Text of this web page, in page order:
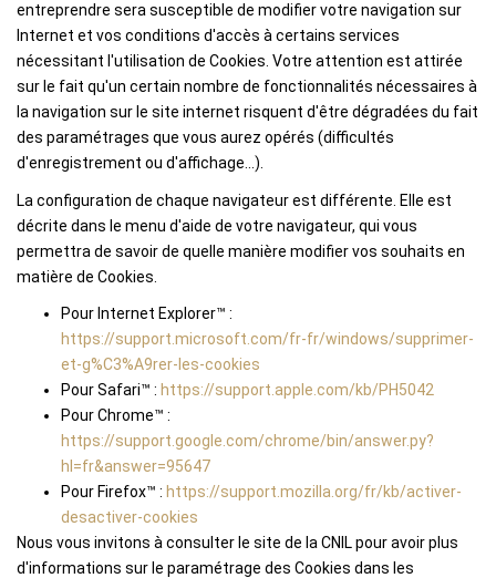
entreprendre sera susceptible de modifier votre navigation sur
Internet et vos conditions d'accès à certains services
nécessitant l'utilisation de Cookies. Votre attention est attirée
sur le fait qu'un certain nombre de fonctionnalités nécessaires à
la navigation sur le site internet risquent d'être dégradées du fait
des paramétrages que vous aurez opérés (difficultés
d'enregistrement ou d'affichage...).
La configuration de chaque navigateur est différente. Elle est
décrite dans le menu d'aide de votre navigateur, qui vous
permettra de savoir de quelle manière modifier vos souhaits en
matière de Cookies.
Pour Internet Explorer™ :
https://support.microsoft.com/fr-fr/windows/supprimer-
et-g%C3%A9rer-les-cookies
Pour Safari™ : https://support.apple.com/kb/PH5042
Pour Chrome™ :
https://support.google.com/chrome/bin/answer.py?
hl=fr&answer=95647
Pour Firefox™ : https://support.mozilla.org/fr/kb/activer-
desactiver-cookies
Nous vous invitons à consulter le site de la CNIL pour avoir plus
d'informations sur le paramétrage des Cookies dans les